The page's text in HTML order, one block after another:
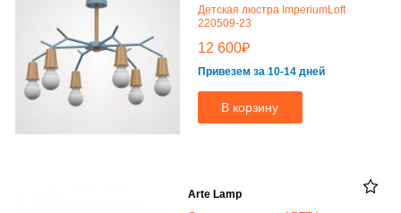
Детская люстра ImperiumLoft
220509-23
12 600₽
Привезем за 10-14 дней
В корзину
Arte Lamp